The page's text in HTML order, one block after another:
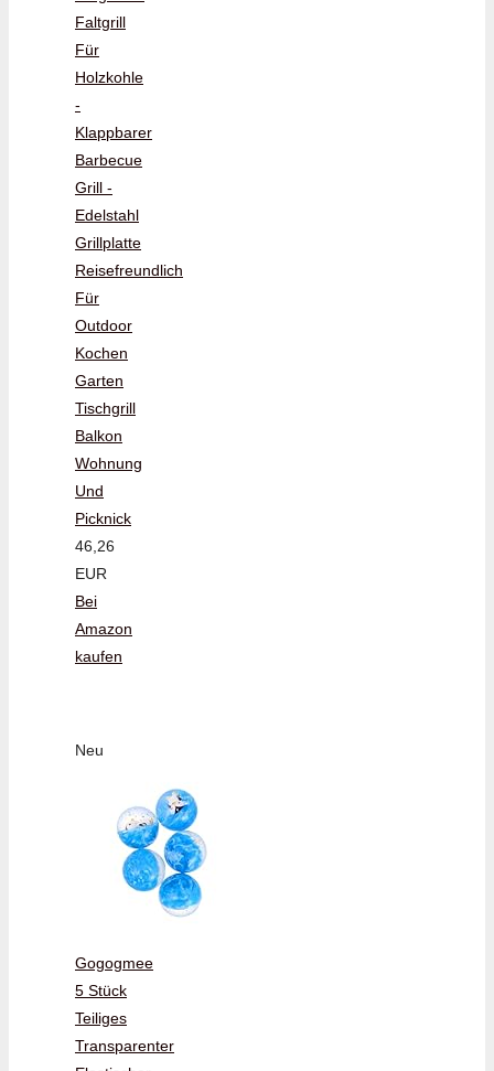
Faltgrill
Für
Holzkohle
-
Klappbarer
Barbecue
Grill -
Edelstahl
Grillplatte
Reisefreundlich
Für
Outdoor
Kochen
Garten
Tischgrill
Balkon
Wohnung
Und
Picknick
46,26
EUR
Bei
Amazon
kaufen
Neu
Gogogmee
5 Stück
Teiliges
Transparenter